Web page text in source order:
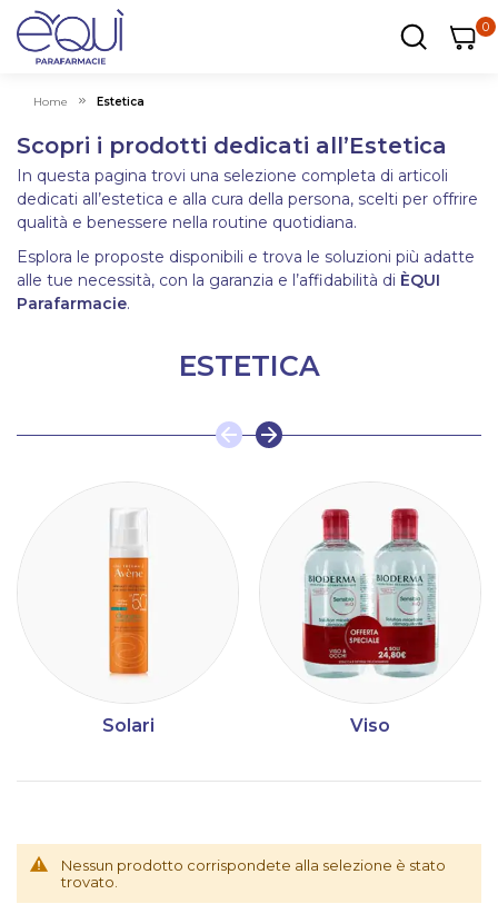
00
Home Estetica
Scopri i prodotti dedicati all’Estetica
In questa pagina trovi una selezione completa di articoli
dedicati all’estetica e alla cura della persona, scelti per offrire
qualità e benessere nella routine quotidiana.
Esplora le proposte disponibili e trova le soluzioni più adatte
alle tue necessità, con la garanzia e l’affidabilità di ÈQUI
Parafarmacie.
ESTETICA
Solari Viso
Nessun prodotto corrispondete alla selezione è stato
trovato.